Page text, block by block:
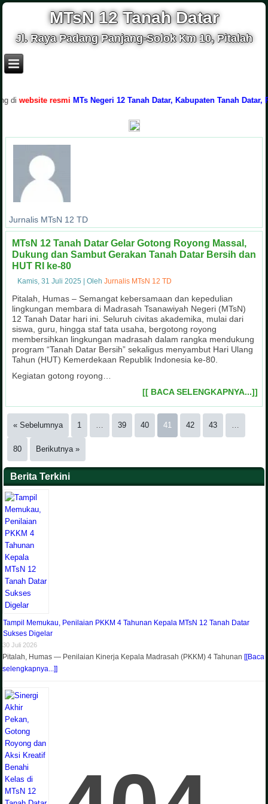
MTsN 12 Tanah Datar
Jl. Raya Padang Panjang-Solok Km 10, Pitalah
website resmi MTs Negeri 12 Tanah Datar, Kabupaten Tanah Datar,
Jurnalis MTsN 12 TD
MTsN 12 Tanah Datar Gelar Gotong Royong Massal,
Dukung dan Sambut Gerakan Tanah Datar Bersih dan
HUT RI ke-80
Kamis, 31 Juli 2025 |Oleh Jurnalis MTsN 12 TD
Pitalah, Humas – Semangat kebersamaan dan kepedulian
lingkungan membara di Madrasah Tsanawiyah Negeri (MTsN)
12 Tanah Datar hari ini. Seluruh civitas akademika, mulai dari
siswa, guru, hingga staf tata usaha, bergotong royong
membersihkan lingkungan madrasah dalam rangka mendukung
program “Tanah Datar Bersih” sekaligus menyambut Hari Ulang
Tahun (HUT) Kemerdekaan Republik Indonesia ke-80.
Kegiatan gotong royong…
[[ BACA SELENGKAPNYA...]]
« Sebelumnya 1 39 40 41 42 43
80 Berikutnya »
Berita Terkini
Tampil Memukau, Penilaian PKKM 4 Tahunan Kepala MTsN 12 Tanah Datar
Sukses Digelar
30 Juli 2026
Pitalah, Humas — Penilaian Kinerja Kepala Madrasah (PKKM) 4 Tahunan[[Baca
selengkapnya...]]